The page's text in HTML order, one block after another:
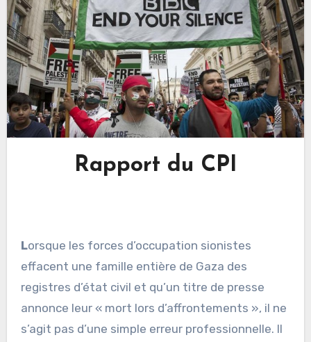
Rapport du CPI
Lorsque les forces d’occupation sionistes
effacent une famille entière de Gaza des
registres d’état civil et qu’un titre de presse
annonce leur « mort lors d’affrontements », il ne
s’agit pas d’une simple erreur professionnelle. Il